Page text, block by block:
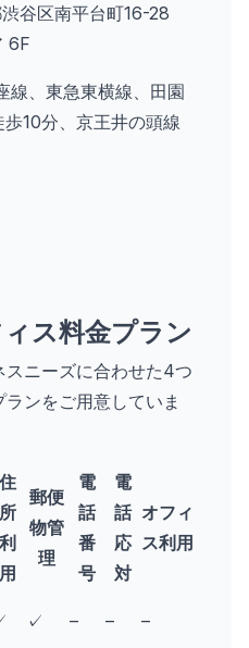
谷区南平台町16-28
6F
線、東急東横線、田園
10分、京王井の頭線
ス料金プラン
スニーズに合わせた4つ
ンをご用意していま
住
所
利
用
郵便
物管
理
電
話
番
号
電
話
応
対
オフィ
ス利用
✓ – – –